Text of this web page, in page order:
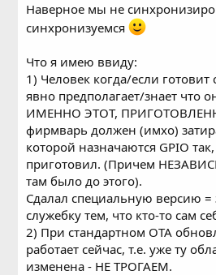
Наверное мы не
синхронизуемся
Что я имею ввиду:
1) Человек когда/если готовит
явно предполагает/знает что
ИМЕННО ЭТОТ,
фирмварь должен (имхо)
которой назначаются GPIO
приготовил. (Причем
там было до этого).
Сдалал специальную версию =
служебку тем, что кто-то сам
2) При стандартном ОТА
работает сейчас, т.е. уже ту
изменена - НЕ ТРОГАЕМ.